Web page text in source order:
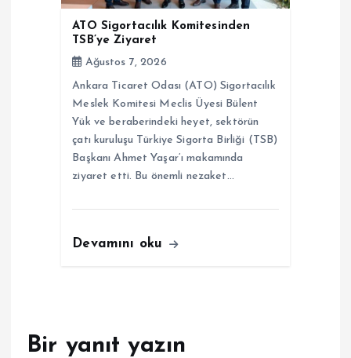
ATO Sigortacılık Komitesinden
TSB’ye Ziyaret
Ağustos 7, 2026
Ankara Ticaret Odası (ATO) Sigortacılık
Meslek Komitesi Meclis Üyesi Bülent
Yük ve beraberindeki heyet, sektörün
çatı kuruluşu Türkiye Sigorta Birliği (TSB)
Başkanı Ahmet Yaşar‘ı makamında
ziyaret etti. Bu önemli nezaket…
Devamını oku
Bir yanıt yazın